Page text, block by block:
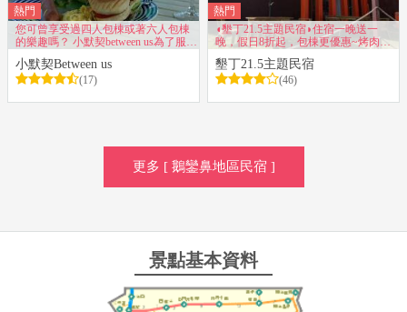
熱門
您可曾享受過四人包棟或著六人包棟
的樂趣嗎？ 小默契between us為了服務
品質，一天只接一組客人噢
小默契Between us
(17)
熱門
◖墾丁21.5主題民宿◗住宿一晚送一
晚，假日8折起，包棟更優惠~烤肉、
觀星~國民旅遊卡特約店
墾丁21.5主題民宿
(46)
更多 [ 鵝鑾鼻地區民宿 ]
景點基本資料